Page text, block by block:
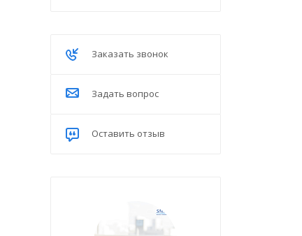
Заказать звонок
Задать вопрос
Оставить отзыв